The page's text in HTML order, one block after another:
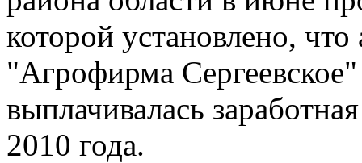
которой установлено,
"Агрофирма
выплачивалась
2010 года.